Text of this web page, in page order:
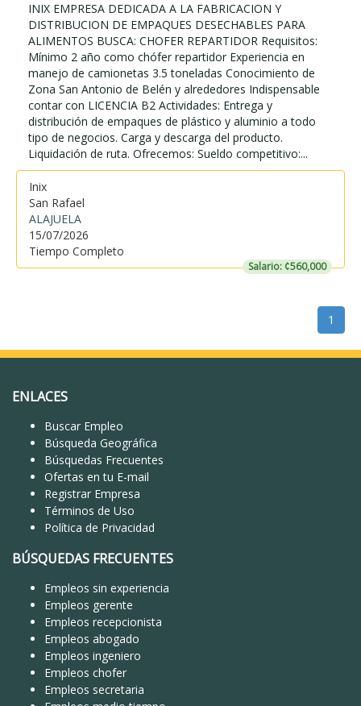
INIX EMPRESA DEDICADA A LA FABRICACION Y
DISTRIBUCION DE EMPAQUES DESECHABLES PARA
ALIMENTOS BUSCA: CHOFER REPARTIDOR Requisitos:
Mínimo 2 año como chófer repartidor Experiencia en
manejo de camionetas 3.5 toneladas Conocimiento de
Zona San Antonio de Belén y alrededores Indispensable
contar con LICENCIA B2 Actividades: Entrega y
distribución de empaques de plástico y aluminio a todo
tipo de negocios. Carga y descarga del producto.
Liquidación de ruta. Ofrecemos: Sueldo competitivo:...
Inix
San Rafael
ALAJUELA
15/07/2026
Tiempo Completo
Salario: ¢560,000
1
ENLACES
Buscar Empleo
Búsqueda Geográfica
Búsquedas Frecuentes
Ofertas en tu E-mail
Registrar Empresa
Términos de Uso
Política de Privacidad
BÚSQUEDAS FRECUENTES
Empleos sin experiencia
Empleos gerente
Empleos recepcionista
Empleos abogado
Empleos ingeniero
Empleos chofer
Empleos secretaria